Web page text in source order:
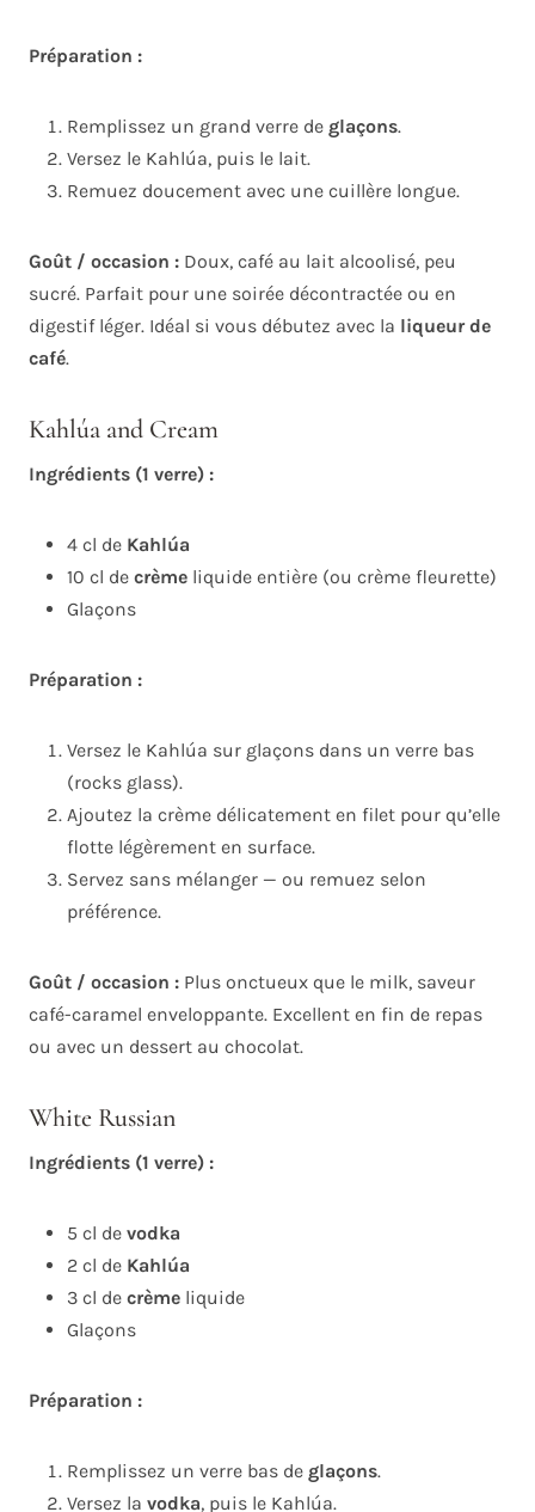
Préparation :
Remplissez un grand verre de glaçons.
Versez le Kahlúa, puis le lait.
Remuez doucement avec une cuillère longue.
Goût / occasion : Doux, café au lait alcoolisé, peu
sucré. Parfait pour une soirée décontractée ou en
digestif léger. Idéal si vous débutez avec la liqueur de
café.
Kahlúa and Cream
Ingrédients (1 verre) :
4 cl de Kahlúa
10 cl de crème liquide entière (ou crème fleurette)
Glaçons
Préparation :
Versez le Kahlúa sur glaçons dans un verre bas
(rocks glass).
Ajoutez la crème délicatement en filet pour qu’elle
flotte légèrement en surface.
Servez sans mélanger — ou remuez selon
préférence.
Goût / occasion : Plus onctueux que le milk, saveur
café-caramel enveloppante. Excellent en fin de repas
ou avec un dessert au chocolat.
White Russian
Ingrédients (1 verre) :
5 cl de vodka
2 cl de Kahlúa
3 cl de crème liquide
Glaçons
Préparation :
Remplissez un verre bas de glaçons.
Versez la vodka, puis le Kahlúa.